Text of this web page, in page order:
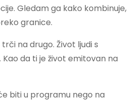
Gledam ga kako kombinuje,
granice.
na drugo. Život ljudi s
da ti je život emitovan na
biti u programu nego na